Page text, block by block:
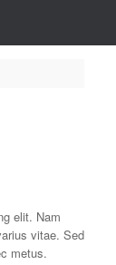
elit. Nam
vitae. Sed
metus.